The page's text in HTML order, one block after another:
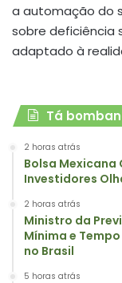
a automação do
sobre deficiência
adaptado à
Tá
2 horas atrás
Bolsa Mexicana
Investidores
2 horas atrás
Ministro da
Mínima e
no Brasil
5 horas atrás